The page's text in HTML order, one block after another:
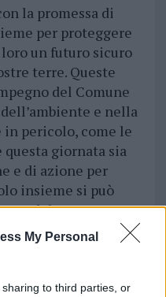
My Personal
to third parties, or
la promessa di
per proteggere
un futuro sicuro
terre. Queste
del Comune
e nella
in pericolo, come le
giornata sia
e di azione per
insieme si può
del nostro
nazionali?